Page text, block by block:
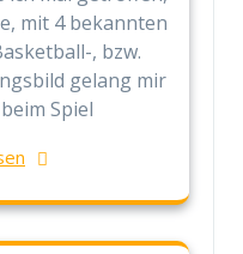
mit 4 bekannten
, bzw.
gelang mir
Spiel